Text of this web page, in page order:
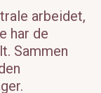
arbeidet,
har de
Sammen